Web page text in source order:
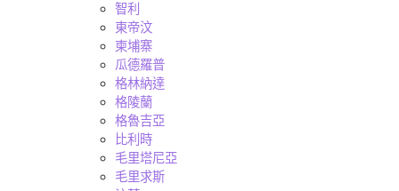
智利
東帝汶
柬埔寨
瓜德羅普
格林納達
格陵蘭
格魯吉亞
比利時
毛里塔尼亞
毛里求斯